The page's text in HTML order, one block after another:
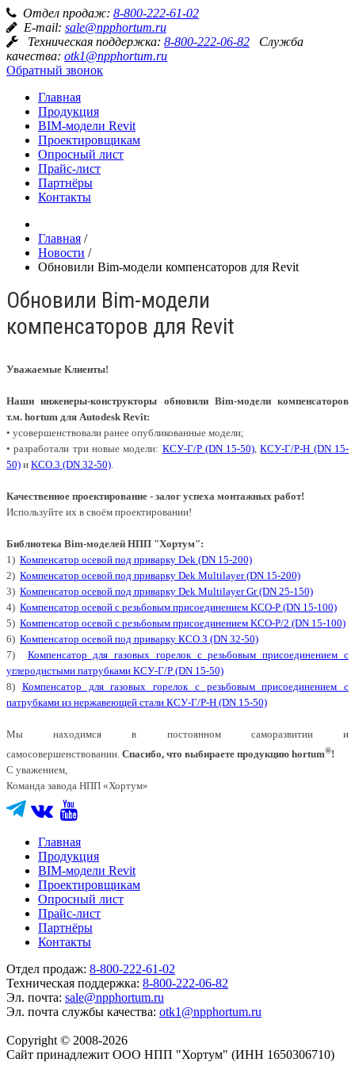
Отдел продаж: 8-800-222-61-02
E-mail: sale@npphortum.ru
Техническая поддержка: 8-800-222-06-82 Служба
качества: otk1@npphortum.ru
Обратный звонок
Главная
Продукция
BIM-модели Revit
Проектировщикам
Опросный лист
Прайс-лист
Партнёры
Контакты
Главная /
Новости /
Обновили Bim-модели компенсаторов для Revit
Обновили Bim-модели
компенсаторов для Revit
Уважаемые Клиенты!
Наши инженеры-конструкторы обновили Bim-модели компенсаторов
т.м. hortum для Autodesk Revit:
• усовершенствовали ранее опубликованные модели;
• разработали три новые модели: КСУ-Г/P (DN 15-50),КСУ-Г/Р-Н (DN 15-
50) и KCO.3 (DN 32-50).
Качественное проектирование - залог успеха монтажных работ!
Используйте их в своём проектировании!
Библиотека Bim-моделей НПП "Хортум":
1) Компенсатор осевой под приварку Dek (DN 15-200)
2) Компенсатор осевой под приварку Dek Multilayer (DN 15-200)
3) Компенсатор осевой под приварку Dek Multilayer Gr (DN 25-150)
4) Компенсатор осевой с резьбовым присоединением KCO-P (DN 15-100)
5) Компенсатор осевой с резьбовым присоединением KCO-P/2 (DN 15-100)
6) Компенсатор осевой под приварку КСО.З (DN 32-50)
7) Компенсатор для газовых горелок с резьбовым присоединением с
углеродистыми патрубками KСУ-Г/Р (DN 15-50)
8) Компенсатор для газовых горелок с резьбовым присоединением с
патрубками из нержавеющей стали КСУ-Г/Р-Н (DN 15-50)
Мы находимся в постоянном саморазвитии и
самосовершенствовании. Спасибо, что выбираете продукцию hortum®!
С уважением,
Команда завода НПП «Хортум»
Главная
Продукция
BIM-модели Revit
Проектировщикам
Опросный лист
Прайс-лист
Партнёры
Контакты
Отдел продаж: 8-800-222-61-02
Техническая поддержка: 8-800-222-06-82
Эл. почта: sale@npphortum.ru
Эл. почта службы качества: otk1@npphortum.ru
Copyright © 2008-2026
Cайт принадлежит ООО НПП "Хортум" (ИНН 1650306710)